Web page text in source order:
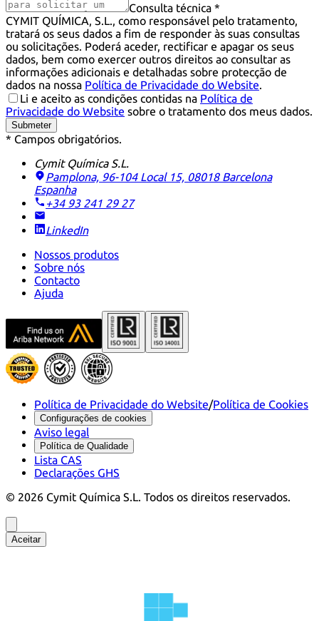
Consulta técnica *
CYMIT QUÍMICA, S.L., como responsável pelo tratamento,
tratará os seus dados a fim de responder às suas consultas
ou solicitações. Poderá aceder, rectificar e apagar os seus
dados, bem como exercer outros direitos ao consultar as
informações adicionais e detalhadas sobre protecção de
dados na nossa Política de Privacidade do Website.
Li e aceito as condições contidas na Política de
Privacidade do Website sobre o tratamento dos meus dados.
Submeter
* Campos obrigatórios.
Cymit Química S.L.
Pamplona, 96-104 Local 15, 08018 Barcelona
Espanha
+34 93 241 29 27
LinkedIn
Nossos produtos
Sobre nós
Contacto
Ajuda
Política de Privacidade do Website/Política de Cookies
Configurações de cookies
Aviso legal
Política de Qualidade
Lista CAS
Declarações GHS
© 2026 Cymit Química S.L. Todos os direitos reservados.
Aceitar